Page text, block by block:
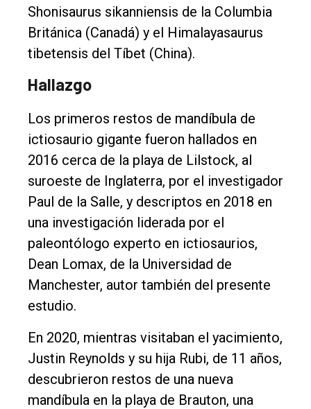
Shonisaurus sikanniensis de la Columbia
Británica (Canadá) y el Himalayasaurus
tibetensis del Tíbet (China).
Hallazgo
Los primeros restos de mandíbula de
ictiosaurio gigante fueron hallados en
2016 cerca de la playa de Lilstock, al
suroeste de Inglaterra, por el investigador
Paul de la Salle, y descriptos en 2018 en
una investigación liderada por el
paleontólogo experto en ictiosaurios,
Dean Lomax, de la Universidad de
Manchester, autor también del presente
estudio.
En 2020, mientras visitaban el yacimiento,
Justin Reynolds y su hija Rubi, de 11 años,
descubrieron restos de una nueva
mandíbula en la playa de Brauton, una